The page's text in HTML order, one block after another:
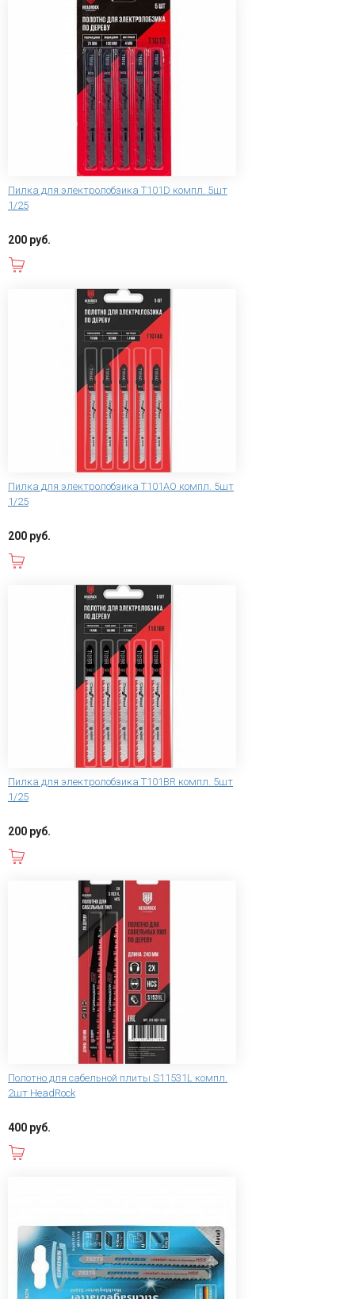
Пилка для электролобзика T101D компл. 5шт
1/25
200 руб.
Пилка для электролобзика T101AO компл. 5шт
1/25
200 руб.
Пилка для электролобзика T101BR компл. 5шт
1/25
200 руб.
Полотно для сабельной плиты S11531L компл.
2шт HeadRock
400 руб.